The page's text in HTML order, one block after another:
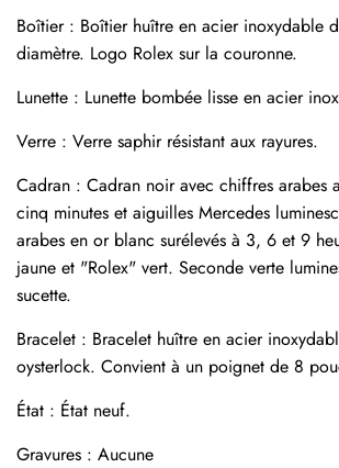
Boîtier : Boîtier huître en acier inoxydable
diamètre. Logo Rolex sur la couronne.
Lunette : Lunette bombée lisse en acier
Verre : Verre saphir résistant aux rayures.
Cadran : Cadran noir avec chiffres arabes
cinq minutes et aiguilles Mercedes
arabes en or blanc surélevés à 3, 6 et 9
jaune et "Rolex" vert. Seconde verte
sucette.
Bracelet : Bracelet huître en acier
oysterlock. Convient à un poignet de 8
État : État neuf.
Gravures : Aucune